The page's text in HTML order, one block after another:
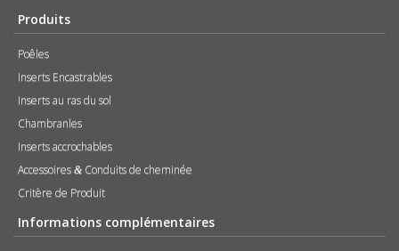
Produits
Poêles
Inserts Encastrables
Inserts au ras du sol
Chambranles
Inserts accrochables
Accessoires & Conduits de cheminée
Critère de Produit
Informations complémentaires